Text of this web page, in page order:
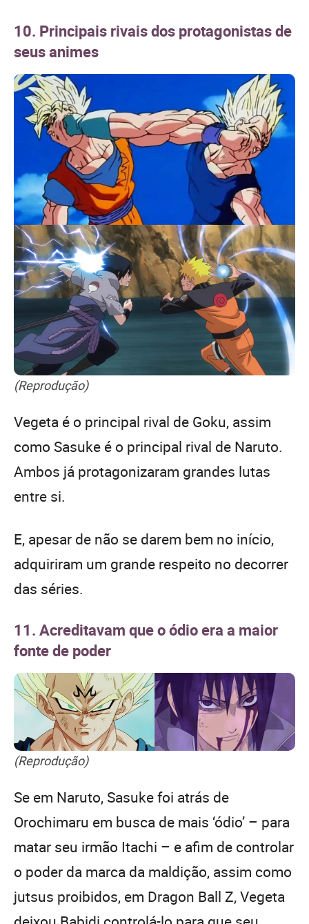
10. Principais rivais dos protagonistas de
seus animes
(Reprodução)
Vegeta é o principal rival de Goku, assim
como Sasuke é o principal rival de Naruto.
Ambos já protagonizaram grandes lutas
entre si.
E, apesar de não se darem bem no início,
adquiriram um grande respeito no decorrer
das séries.
11. Acreditavam que o ódio era a maior
fonte de poder
(Reprodução)
Se em Naruto, Sasuke foi atrás de
Orochimaru em busca de mais ‘ódio’ – para
matar seu irmão Itachi – e afim de controlar
o poder da marca da maldição, assim como
jutsus proibidos, em Dragon Ball Z, Vegeta